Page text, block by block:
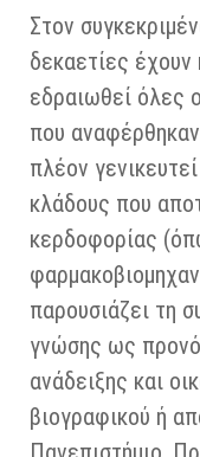
Στον
δεκαετίες έχουν
εδραιωθεί όλες
που
πλέον
κλάδους που
κερδοφορίας
παρουσιάζει τη
γνώσης ως
ανάδειξης και
βιογραφικού ή